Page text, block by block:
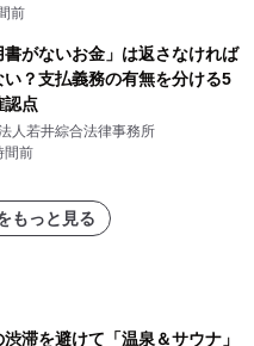
前
書がないお金」は返さなければ
い？支払義務の有無を分ける5
認点
人若井綜合法律事務所
間前
もっと見る
渋滞を避けて「温泉＆サウナ」